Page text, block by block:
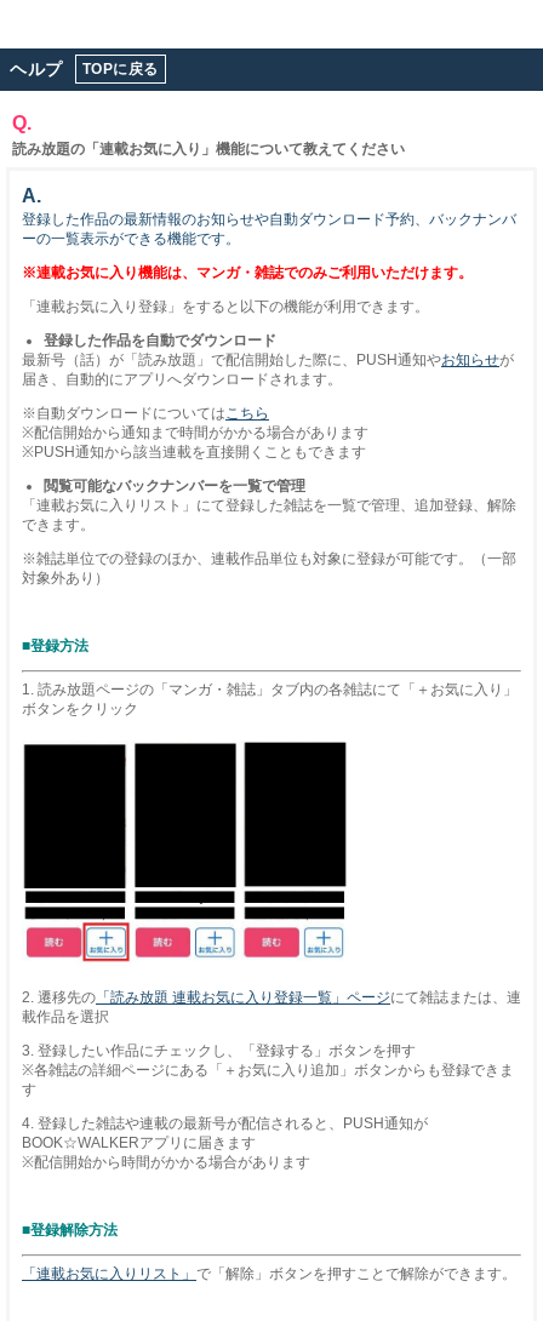
ヘルプ TOPに戻る
Q.
読み放題の「連載お気に入り」機能について教えてください
A.
登録した作品の最新情報のお知らせや自動ダウンロード予約、バックナンバ
ーの一覧表示ができる機能です。
※連載お気に入り機能は、マンガ・雑誌でのみご利用いただけます。
「連載お気に入り登録」をすると以下の機能が利用できます。
登録した作品を自動でダウンロード
最新号（話）が「読み放題」で配信開始した際に、PUSH通知やお知らせが
届き、自動的にアプリへダウンロードされます。
※自動ダウンロードについてはこちら
※配信開始から通知まで時間がかかる場合があります
※PUSH通知から該当連載を直接開くこともできます
閲覧可能なバックナンバーを一覧で管理
「連載お気に入りリスト」にて登録した雑誌を一覧で管理、追加登録、解除
できます。
※雑誌単位での登録のほか、連載作品単位も対象に登録が可能です。（一部
対象外あり）
■登録方法
1. 読み放題ページの「マンガ・雑誌」タブ内の各雑誌にて「＋お気に入り」
ボタンをクリック
2. 遷移先の 「読み放題 連載お気に入り登録一覧」ページにて雑誌または、連
載作品を選択
3. 登録したい作品にチェックし、「登録する」ボタンを押す
※各雑誌の詳細ページにある「＋お気に入り追加」ボタンからも登録できま
す
4. 登録した雑誌や連載の最新号が配信されると、PUSH通知が
BOOK☆WALKERアプリに届きます
※配信開始から時間がかかる場合があります
■登録解除方法
「連載お気に入りリスト」 で「解除」ボタンを押すことで解除ができます。